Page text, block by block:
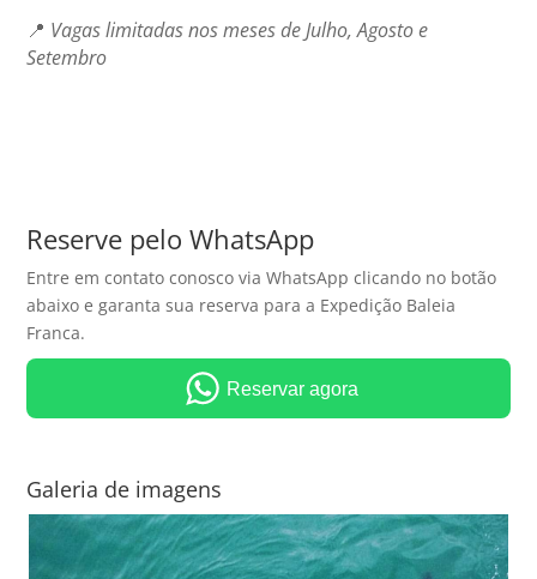
📍 Vagas limitadas nos meses de Julho, Agosto e
Setembro
Reserve pelo WhatsApp
Entre em contato conosco via WhatsApp clicando no botão
abaixo e garanta sua reserva para a Expedição Baleia
Franca.
Reservar agora
Galeria de imagens